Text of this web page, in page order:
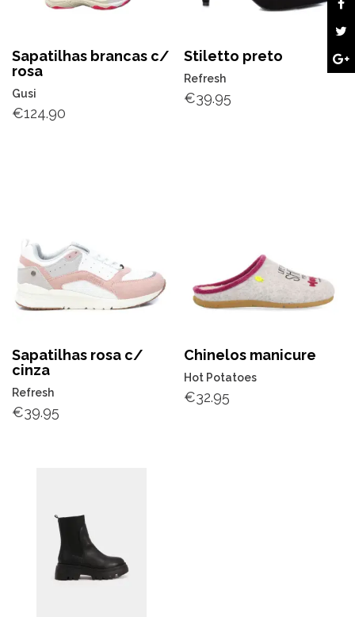
Sapatilhas brancas c/
rosa
Gusi
€124.90
Stiletto preto
Refresh
€39.95
Sapatilhas rosa c/
cinza
Refresh
€39.95
Chinelos manicure
Hot Potatoes
€32.95